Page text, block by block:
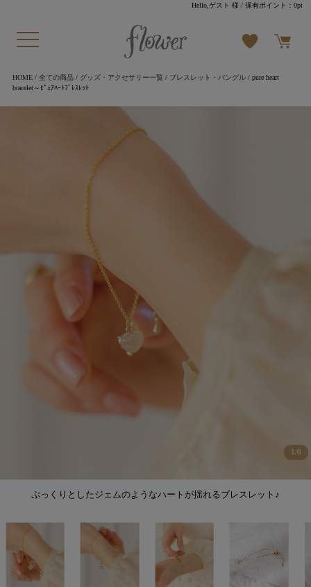
Hello,ゲスト 様 / 保有ポイント：0pt
HOME/ 全ての商品/ グッズ・アクセサリー一覧 / ブレスレット・バングル/ pure heart
bracelet～ﾋﾟｭｱﾊｰﾄﾌﾞﾚｽﾚｯﾄ
ぷっくりとしたジェムのようなハートが揺れるブレスレット♪
1/6